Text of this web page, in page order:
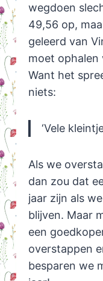
wegdoen
49,56 op,
geleerd van
moet ophalen
Want het
niets:
‘Vele
Als we
dan zou dat
jaar zijn als
blijven. Maar
een
overstappen
besparen we